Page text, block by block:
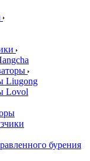
Liugong
Lovol
бурения